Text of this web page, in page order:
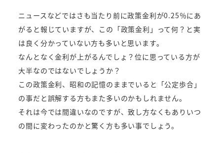
ニュースなどではさも当たり前に政策金利が0.25％にあ
がると報じていますが、この「政策金利」って何？と実
は良く分かっていない方も多いと思います。
なんとなく金利が上がるんでしょ？位に思っている方が
大半なのではないでしょうか？
この政策金利、昭和の記憶のままでいると「公定歩合」
の事だと誤解する方もまた多いのかもしれません。
それは今では間違いなのですが、致し方なくもありいつ
の間に変わったのかと驚く方も多い事でしょう。